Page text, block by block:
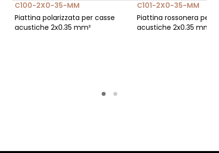
C100-2X0-35-MM
Piattina polarizzata per casse
acustiche 2x0.35 mm²
C101-2X0-35-MM
Piattina rossonera per
acustiche 2x0.35 mm²